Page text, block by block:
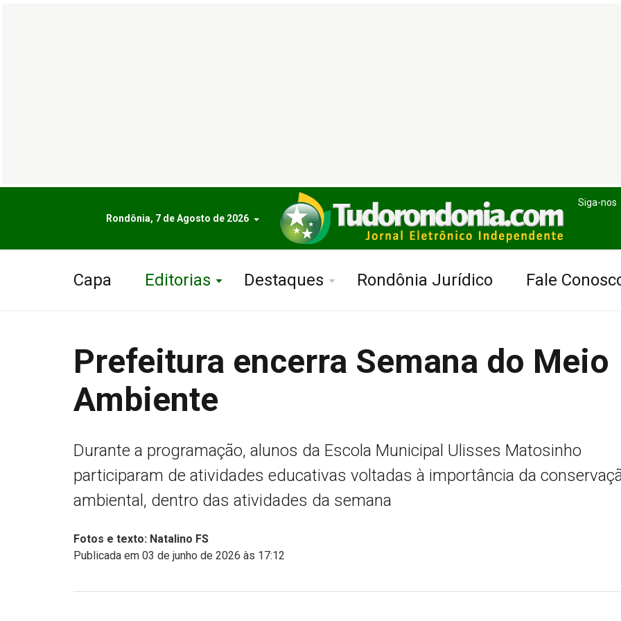
Rondônia, 7 de Agosto de 2026
Siga-nos
Capa Editorias Destaques Rondônia Jurídico Fale
Prefeitura encerra Semana do Meio
Ambiente
Durante a programação, alunos da Escola Municipal Ulisses Matosinho
participaram de atividades educativas voltadas à importância da
ambiental, dentro das atividades da semana
Fotos e texto: Natalino FS
Publicada em 03 de junho de 2026 às 17:12